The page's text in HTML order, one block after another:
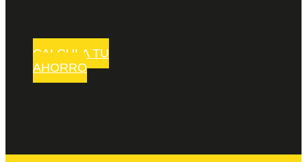
CALCULA TU
AHORRO